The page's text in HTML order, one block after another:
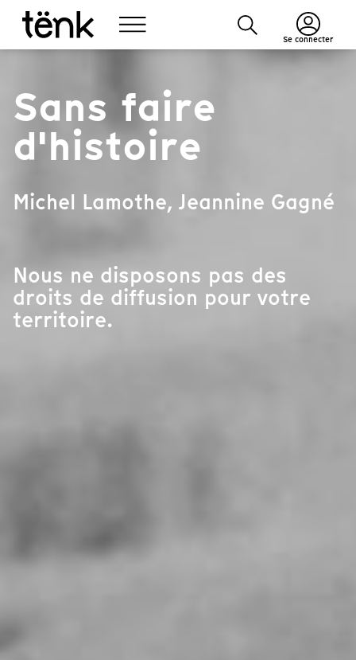
Se connecter
Sans faire
d'histoire
Michel Lamothe, Jeannine Gagné
Nous ne disposons pas des
droits de diffusion pour votre
territoire.